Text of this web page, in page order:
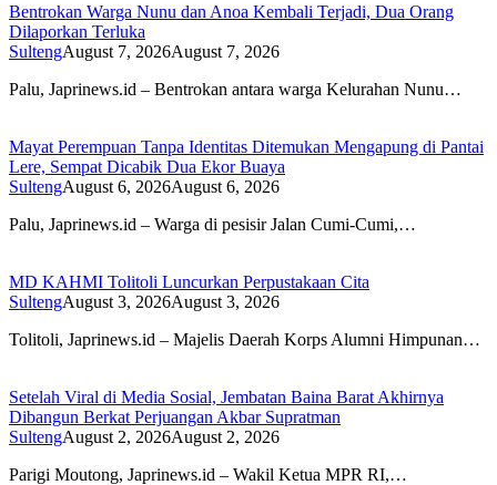
Bentrokan Warga Nunu dan Anoa Kembali Terjadi, Dua Orang
Dilaporkan Terluka
SultengAugust 7, 2026August 7, 2026
Palu, Japrinews.id – Bentrokan antara warga Kelurahan Nunu…
Mayat Perempuan Tanpa Identitas Ditemukan Mengapung di Pantai
Lere, Sempat Dicabik Dua Ekor Buaya
SultengAugust 6, 2026August 6, 2026
Palu, Japrinews.id – Warga di pesisir Jalan Cumi-Cumi,…
MD KAHMI Tolitoli Luncurkan Perpustakaan Cita
SultengAugust 3, 2026August 3, 2026
Tolitoli, Japrinews.id – Majelis Daerah Korps Alumni Himpunan…
Setelah Viral di Media Sosial, Jembatan Baina Barat Akhirnya
Dibangun Berkat Perjuangan Akbar Supratman
SultengAugust 2, 2026August 2, 2026
Parigi Moutong, Japrinews.id – Wakil Ketua MPR RI,…